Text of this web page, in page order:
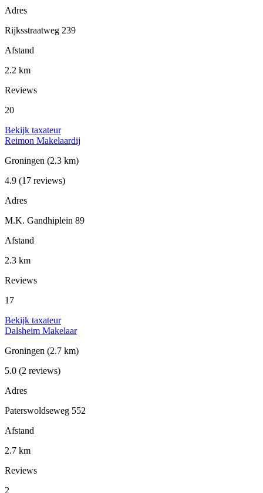
Adres
Rijksstraatweg 239
Afstand
2.2 km
Reviews
20
Bekijk taxateur
Reimon Makelaardij
Groningen (2.3 km)
4.9 (17 reviews)
Adres
M.K. Gandhiplein 89
Afstand
2.3 km
Reviews
17
Bekijk taxateur
Dalsheim Makelaar
Groningen (2.7 km)
5.0 (2 reviews)
Adres
Paterswoldseweg 552
Afstand
2.7 km
Reviews
2